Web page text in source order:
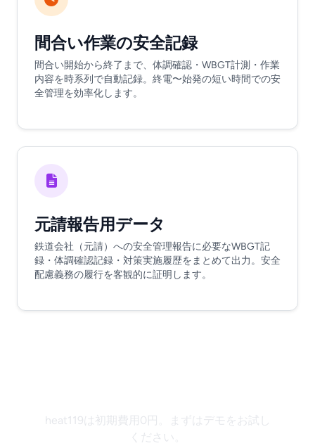
間合い作業の安全記録
間合い開始から終了まで、体調確認・WBGT計測・作業
内容を時系列で自動記録。終電〜始発の短い時間での安
全管理を効率化します。
元請報告用データ
鉄道会社（元請）への安全管理報告に必要なWBGT記
録・体調確認記録・対策実施履歴をまとめて出力。安全
配慮義務の履行を客観的に証明します。
heat119は初期費用0円。まずはデモをお試し
ください。